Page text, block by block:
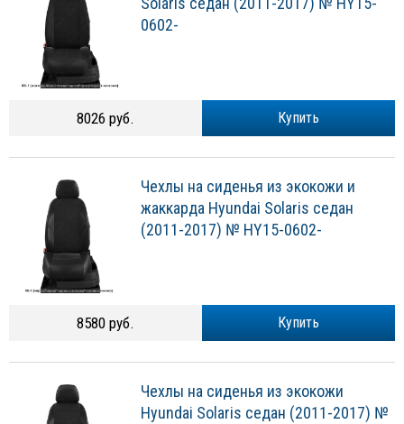
0602-
Купить
8026 руб.
Чехлы на сиденья из экокожи и
жаккарда Hyundai Solaris седан
(2011-2017) № HY15-0602-
Купить
8580 руб.
Чехлы на сиденья из экокожи
Hyundai Solaris седан (2011-2017) №